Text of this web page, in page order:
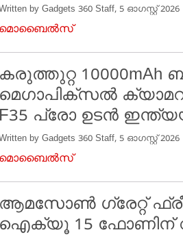
by Gadgets 360 Staff, 5 ഓഗസ്റ്റ് 2026
മൊബൈൽസ്
കരുത്തുറ്റ 10000mAh
മെഗാപിക്സൽ
F35 പ്രോ ഉടൻ
by Gadgets 360 Staff, 5 ഓഗസ്റ്റ് 2026
മൊബൈൽസ്
ആമസോൺ ഗ്രേറ്റ്
ഐക്യൂ 15 ഫോണിന്